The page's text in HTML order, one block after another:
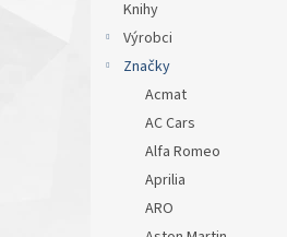
Knihy
Výrobci
Značky
Acmat
AC Cars
Alfa Romeo
Aprilia
ARO